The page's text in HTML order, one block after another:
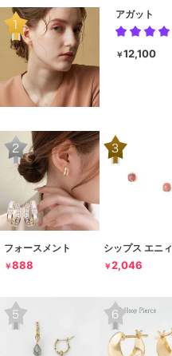
アガット
￥12,100
フォースメント
￥888
シップス エニィ
￥2,046